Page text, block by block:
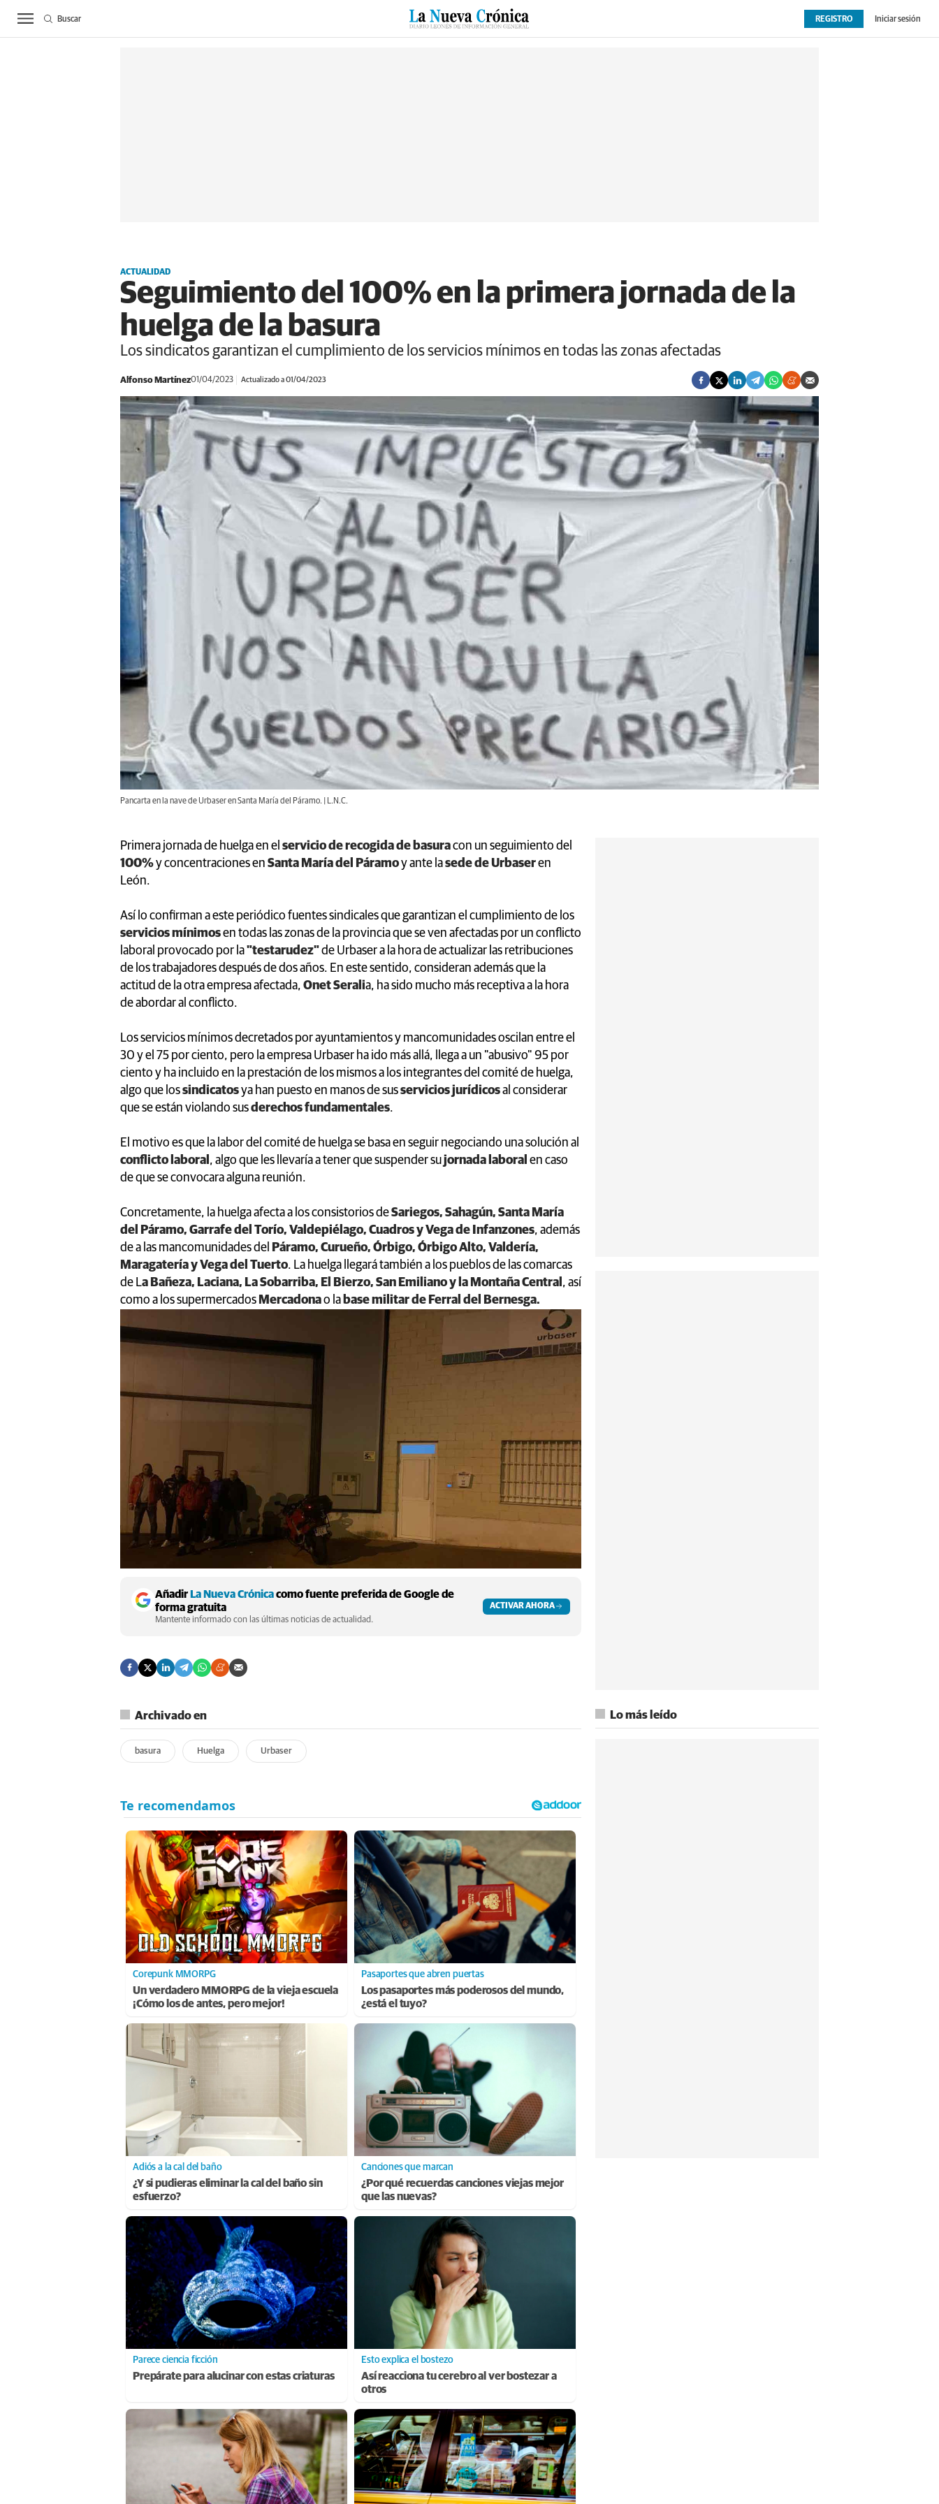
ACTUALIDAD BIERZO SUCESOS CULTURAS ESPECIALES DEPORTES OPINIÓN EXTRAS
REGISTRO Iniciar sesión
Buscar
ACTUALIDAD
Seguimiento del 100% en la primera jornada de la
huelga de la basura
Los sindicatos garantizan el cumplimiento de los servicios mínimos en todas las zonas afectadas
Alfonso Martínez01/04/2023 Actualizado a 01/04/2023
Pancarta en la nave de Urbaser en Santa María del Páramo. | L.N.C.
Primera jornada de huelga en el servicio de recogida de basuracon un seguimiento del
100%y concentraciones en Santa María del Páramoy ante lasede de Urbaseren
León.
Así lo confirman a este periódico fuentes sindicales que garantizan el cumplimiento de los
servicios mínimosen todas las zonas de la provincia que se ven afectadas por un conflicto
laboral provocado por la"testarudez"de Urbaser a la hora de actualizar las retribuciones
de los trabajadores después de dos años. En este sentido, consideran además que la
actitud de la otra empresa afectada, Onet Seralia, ha sido mucho más receptiva a la hora
de abordar al conflicto.
Los servicios mínimos decretados por ayuntamientos y mancomunidades oscilan entre el
30 y el 75 por ciento, pero la empresa Urbaser ha ido más allá, llega a un "abusivo" 95 por
ciento y ha incluido en la prestación de los mismos a los integrantes del comité de huelga,
algo que lossindicatosya han puesto en manos de susservicios jurídicosal considerar
que se están violando susderechos fundamentales.
El motivo es que la labor del comité de huelga se basa en seguir negociando una solución al
conflicto laboral , algo que les llevaría a tener que suspender sujornada laboral en caso
de que se convocara alguna reunión.
Concretamente, la huelga afecta a los consistorios deSariegos, Sahagún, Santa María
del Páramo, Garrafe del Torío, Valdepiélago, Cuadros y Vega de Infanzones, además
de a las mancomunidades del
Páramo, Curueño, Órbigo, Órbigo Alto, Valdería,
Maragatería y Vega del Tuerto. La huelga llegará también a los pueblos de las comarcas
de La Bañeza, Laciana, La Sobarriba, El Bierzo, San Emiliano y la Montaña Central , así
como a los supermercados Mercadonao la base militar de Ferral del Bernesga.
Añadir La Nueva Crónicacomo fuente preferida de Google de
forma gratuita
Mantente informado con las últimas noticias de actualidad.
ACTIVAR AHORA
Archivado en
basura Huelga Urbaser
Corepunk MMORPG
Un verdadero MMORPG de la vieja escuela
¡Cómo los de antes, pero mejor!
Pasaportes que abren puertas
Los pasaportes más poderosos del mundo,
¿está el tuyo?
Adiós a la cal del baño
¿Y si pudieras eliminar la cal del baño sin
esfuerzo?
Canciones que marcan
¿Por qué recuerdas canciones viejas mejor
que las nuevas?
Parece ciencia ficción
Prepárate para alucinar con estas criaturas
Esto explica el bostezo
Así reacciona tu cerebro al ver bostezar a
otros
Lo más leído